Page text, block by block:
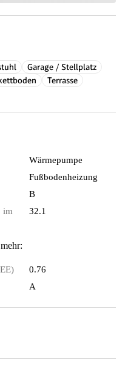
Garage / Stellplatz
Terrasse
Wärmepumpe
Fußbodenheizung
B
im
32.1
0.76
A